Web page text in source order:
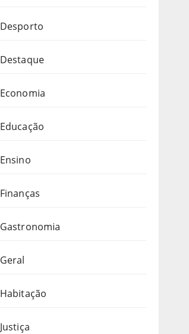
Desporto
Destaque
Economia
Educação
Ensino
Finanças
Gastronomia
Geral
Habitação
Justiça